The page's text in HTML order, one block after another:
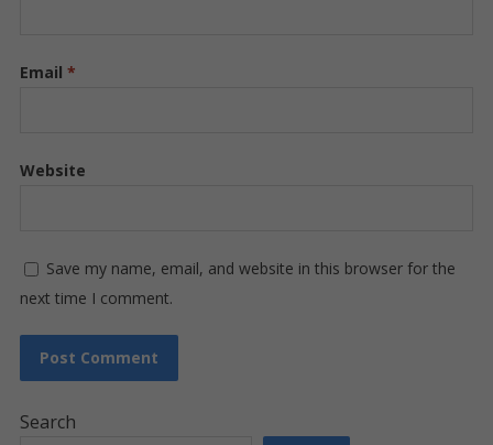
Email *
Website
Save my name, email, and website in this browser for the
next time I comment.
Search